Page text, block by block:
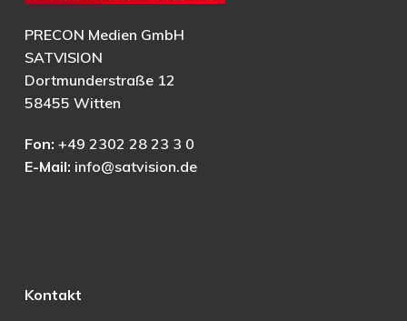
PRECON Medien GmbH
SATVISION
Dortmunderstraße 12
58455 Witten
Fon: +49 2302 28 23 3 0
E-Mail: info@satvision.de
Kontakt